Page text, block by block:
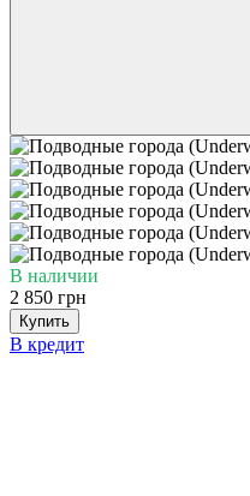
В наличии
2 850 грн
Купить
В кредит